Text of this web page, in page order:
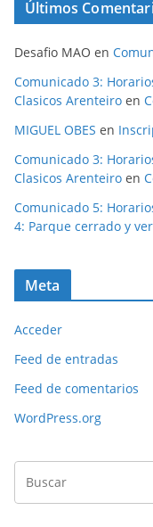
Últimos
Desafio MAO en
Comunicado 3:
Clasicos Arenteiro en
MIGUEL OBES en
Comunicado 3:
Clasicos Arenteiro en
Comunicado 5:
4: Parque cerrado y
Meta
Acceder
Feed de entradas
Feed de comentarios
WordPress.org